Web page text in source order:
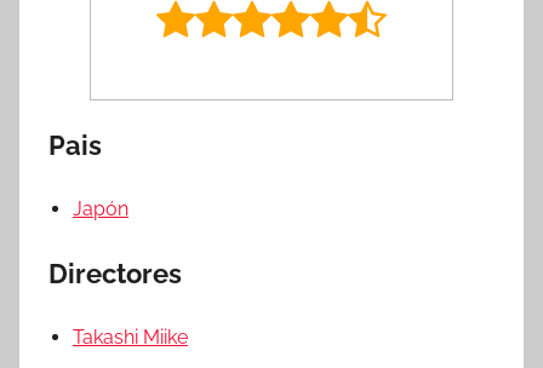
Pais
Japón
Directores
Takashi Miike